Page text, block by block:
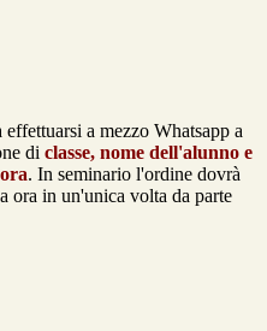
a mezzo Whatsapp a
di classe, nome dell'alunno e
. In seminario l'ordine dovrà
ora in un'unica volta da parte